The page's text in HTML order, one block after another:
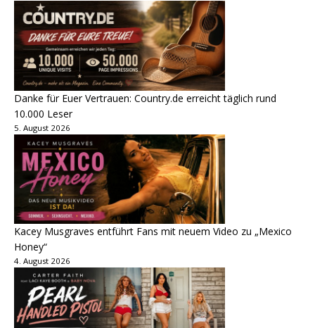
Danke für Euer Vertrauen: Country.de erreicht täglich rund
10.000 Leser
5. August 2026
Kacey Musgraves entführt Fans mit neuem Video zu „Mexico
Honey“
4. August 2026